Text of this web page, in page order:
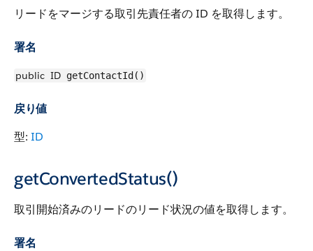
リードをマージする取引先責任者の ID を取得します。
署名
public ID getContactId()
戻り値
型: ID
getConvertedStatus()
取引開始済みのリードのリード状況の値を取得します。
署名